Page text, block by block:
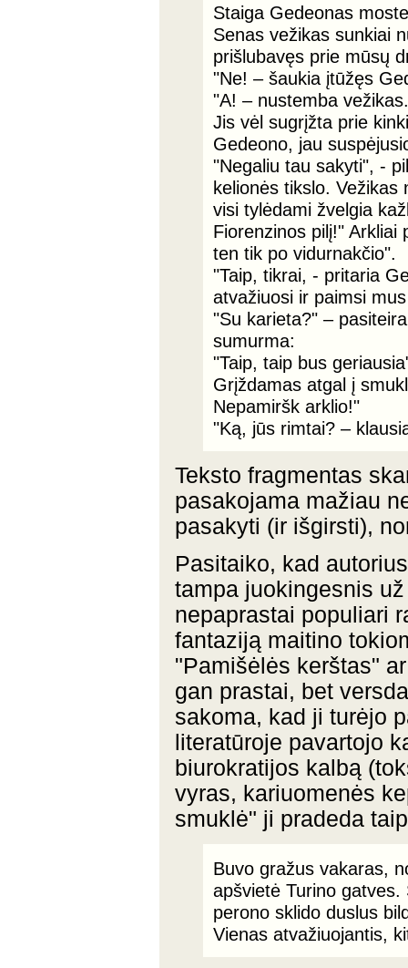
Staiga Gedeonas
Senas vežikas sunkiai
prišlubavęs prie mūsų
"Ne! – šaukia įtūžęs
"A! – nustemba
Jis vėl sugrįžta prie
Gedeono, jau
"Negaliu tau sakyti", -
kelionės tikslo. Vežikas
visi tylėdami žvelgia
Fiorenzinos pilį!"
ten tik po vidurnakčio".
"Taip, tikrai, - pritaria
atvažiuosi ir paimsi
"Su karieta?" –
sumurma:
"Taip, taip bus
Grįždamas atgal į
Nepamiršk arklio!"
"Ką, jūs rimtai? –
Teksto fragmentas
pasakojama mažiau
pasakyti (ir išgirsti),
Pasitaiko, kad
tampa juokingesnis
nepaprastai populiari
fantaziją maitino
"Pamišėlės kerštas"
gan prastai, bet
sakoma, kad ji turėjo
literatūroje pavartojo
biurokratijos kalbą
vyras, kariuomenės
smuklė" ji pradeda
Buvo gražus vakaras,
apšvietė Turino
perono sklido duslus
Vienas atvažiuojantis,